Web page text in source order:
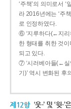
‘주책’의 의미로서
라 2016년에는 ‘주
로 인정하였다.
⑥ ‘지루하다(←지리
한 형태를 취한 것이
되고 있다.
⑦ ‘시러베아들(←실
기)’ 역시 변화된 후
제12항 ‘웃-’ 및 ‘윗-